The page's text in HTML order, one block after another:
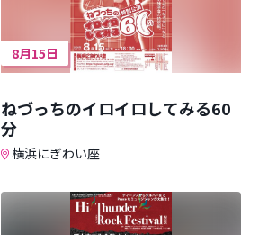
8月15日
ねづっちのイロイロしてみる60
分
横浜にぎわい座